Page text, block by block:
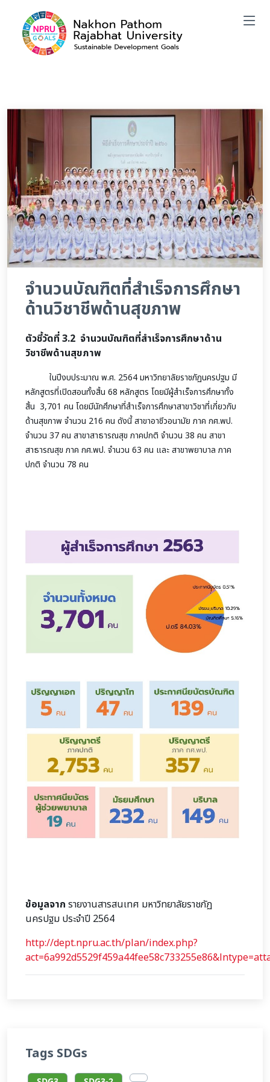
จำนวนบัณฑิตที่สำเร็จการศึกษา
ด้านวิชาชีพด้านสุขภาพ
ตัวชี้วัดที่ 3.2 จำนวนบัณฑิตที่สำเร็จการศึกษาด้าน
วิชาชีพด้านสุขภาพ
ในปีงบประมาณ พ.ศ. 2564 มหาวิทยาลัยราชภัฏนครปฐม มี
หลักสูตรที่เปิดสอนทั้งสิ้น 68 หลักสูตร โดยมีผู้สำเร็จการศึกษาทั้ง
สิ้น 3,701 คน โดยมีนักศึกษาที่สำเร็จการศึกษาสาขาวิชาที่เกี่ยวกับ
ด้านสุขภาพ จำนวน 216 คน ดังนี้ สาขาอาชีวอนามัย ภาค กศ.พป.
จำนวน 37 คน สาขาสาธารณสุข ภาคปกติ จำนวน 38 คน สาขา
สาธารณสุข ภาค กศ.พป. จำนวน 63 คน และ สาขาพยาบาล ภาค
ปกติ จำนวน 78 คน
ข้อมูลจาก รายงานสารสนเทศ มหาวิทยาลัยราชภัฏ
นครปฐม ประจำปี 2564
http://dept.npru.ac.th/plan/index.php?
Tags SDGs